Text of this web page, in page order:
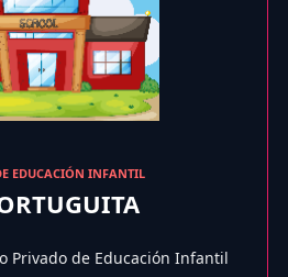
EDUCACIÓN INFANTIL
Privado de Educación Infantil